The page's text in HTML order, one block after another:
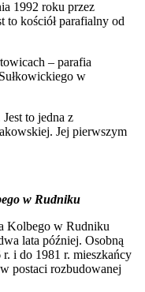
1992 roku przez
to kościół parafialny od
– parafia
w
to jedna z
Jej pierwszym
w Rudniku
Kolbego w Rudniku
lata później. Osobną
i do 1981 r. mieszkańcy
postaci rozbudowanej